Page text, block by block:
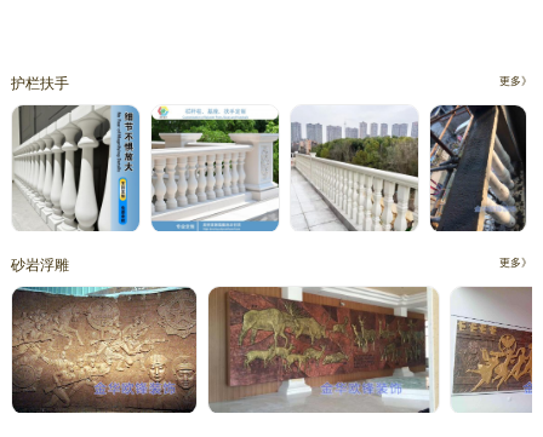
护栏扶手 更多》
砂岩浮雕 更多》